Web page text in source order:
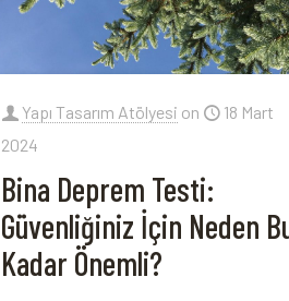
Yapı Tasarım Atölyesi on
18 Mart
2024
Bina Deprem Testi:
Güvenliğiniz İçin Neden
Kadar Önemli?